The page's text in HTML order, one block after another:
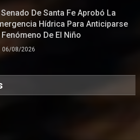
Senado De Santa Fe Aprobó La
Hídrica Para Anticiparse
Fenómeno De El Niño
06/08/2026